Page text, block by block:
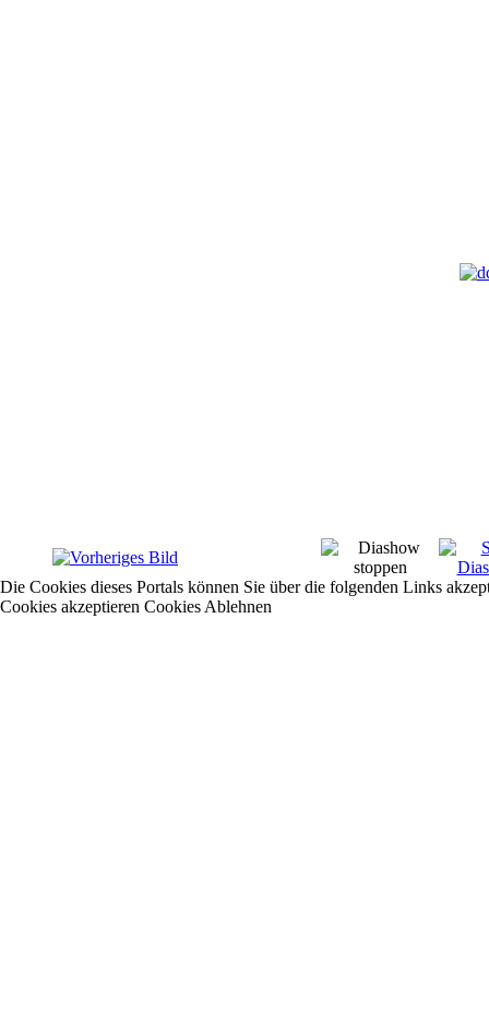
Die Cookies dieses Portals können Sie über die folgenden Links
Cookies akzeptieren Cookies Ablehnen